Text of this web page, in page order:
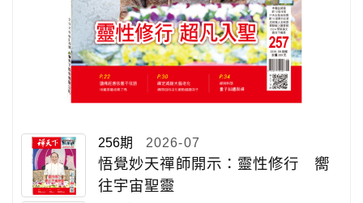
256期 2026-07
悟覺妙天禪師開示：靈性修行 嚮
往宇宙聖靈